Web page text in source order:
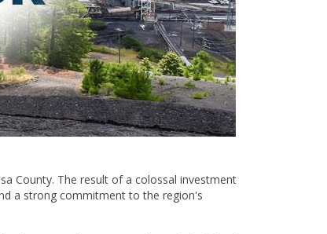
County. The result of a colossal investment
a strong commitment to the region's